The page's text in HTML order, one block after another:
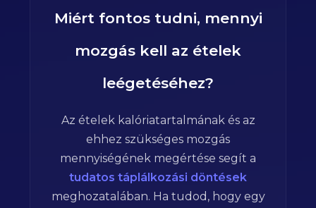
Miért fontos tudni, mennyi
mozgás kell az ételek
leégetéséhez?
Az ételek kalóriatartalmának és az
ehhez szükséges mozgás
mennyiségének megértése segít a
tudatos táplálkozási döntések
meghozatalában. Ha tudod, hogy egy